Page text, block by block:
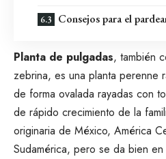
Consejos para el
Planta de pulgadas, también
zebrina, es una planta perenne
de forma ovalada rayadas con
de rápido crecimiento de la
originaria de México, América
Sudamérica, pero se da bien